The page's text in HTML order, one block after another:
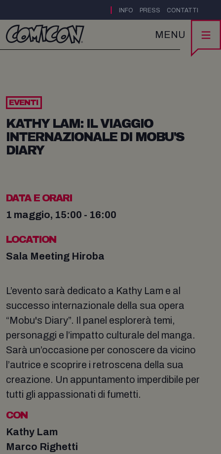
INFO PRESS CONTATTI
MENU
EVENTI
KATHY LAM: IL VIAGGIO
INTERNAZIONALE DI MOBU'S
DIARY
DATA E ORARI
1 maggio, 15:00 - 16:00
LOCATION
Sala Meeting Hiroba
L’evento sarà dedicato a Kathy Lam e al
successo internazionale della sua opera
“Mobu's Diary”. Il panel esplorerà temi,
personaggi e l’impatto culturale del manga.
Sarà un’occasione per conoscere da vicino
l’autrice e scoprire i retroscena della sua
creazione. Un appuntamento imperdibile per
tutti gli appassionati di fumetti.
CON
Kathy Lam
Marco Righetti